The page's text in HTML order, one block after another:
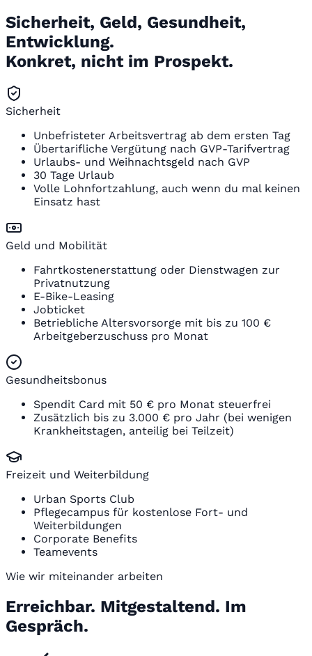
Sicherheit, Geld, Gesundheit,
Entwicklung.
Konkret, nicht im Prospekt.
Sicherheit
Unbefristeter Arbeitsvertrag ab dem ersten Tag
Übertarifliche Vergütung nach GVP-Tarifvertrag
Urlaubs- und Weihnachtsgeld nach GVP
30 Tage Urlaub
Volle Lohnfortzahlung, auch wenn du mal keinen
Einsatz hast
Geld und Mobilität
Fahrtkostenerstattung oder Dienstwagen zur
Privatnutzung
E-Bike-Leasing
Jobticket
Betriebliche Altersvorsorge mit bis zu 100 €
Arbeitgeberzuschuss pro Monat
Gesundheitsbonus
Spendit Card mit 50 € pro Monat steuerfrei
Zusätzlich bis zu 3.000 € pro Jahr (bei wenigen
Krankheitstagen, anteilig bei Teilzeit)
Freizeit und Weiterbildung
Urban Sports Club
Pflegecampus für kostenlose Fort- und
Weiterbildungen
Corporate Benefits
Teamevents
Wie wir miteinander arbeiten
Erreichbar. Mitgestaltend. Im
Gespräch.